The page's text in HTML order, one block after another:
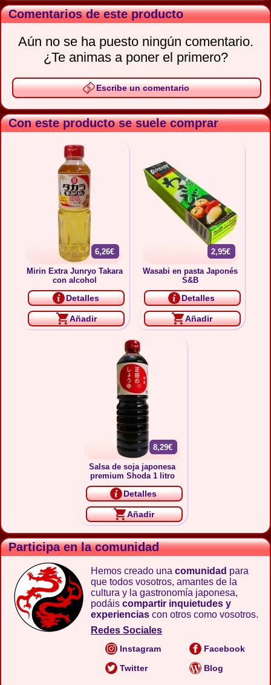
Comentarios de este producto
Aún no se ha puesto ningún comentario.
¿Te animas a poner el primero?
Escribe un comentario
Con este producto se suele comprar
6,26€
Mirin Extra Junryo Takara
con alcohol
Detalles
Añadir
2,95€
Wasabi en pasta Japonés
S&B
Detalles
Añadir
8,29€
Salsa de soja japonesa
premium Shoda 1 litro
Detalles
Añadir
Participa en la comunidad
Hemos creado una comunidad para
que todos vosotros, amantes de la
cultura y la gastronomía japonesa,
podáis compartir inquietudes y
experiencias con otros como vosotros.
Redes Sociales
Instagram
Facebook
Twitter
Blog